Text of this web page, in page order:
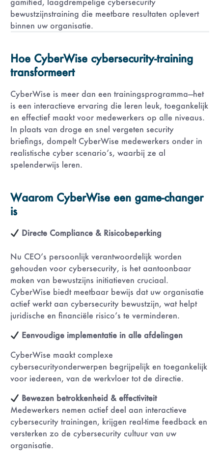
bewustzijnstraining die meetbare resultaten oplevert
binnen uw organisatie.
Hoe CyberWise cybersecurity-training
transformeert
CyberWise is meer dan een trainingsprogramma—het
is een interactieve ervaring die leren leuk, toegankelijk
en effectief maakt voor medewerkers op alle niveaus.
In plaats van droge en snel vergeten security
briefings, dompelt CyberWise medewerkers onder in
realistische cyber scenario’s, waarbij ze al
spelenderwijs leren.
Waarom CyberWise een game-changer
is
Directe Compliance & Risicobeperking
Nu CEO’s persoonlijk verantwoordelijk worden
gehouden voor cybersecurity, is het aantoonbaar
maken van bewustzijns initiatieven cruciaal.
CyberWise biedt meetbaar bewijs dat uw organisatie
actief werkt aan cybersecurity bewustzijn, wat helpt
juridische en financiële risico’s te verminderen.
Eenvoudige implementatie in alle afdelingen
CyberWise maakt complexe
cybersecurityonderwerpen begrijpelijk en toegankelijk
voor iedereen, van de werkvloer tot de directie.
Bewezen betrokkenheid & effectiviteit
Medewerkers nemen actief deel aan interactieve
cybersecurity trainingen, krijgen real-time feedback en
versterken zo de cybersecurity cultuur van uw
organisatie.